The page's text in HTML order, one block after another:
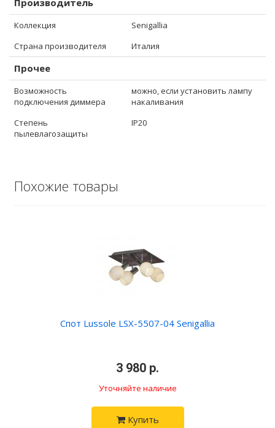
Производитель
Коллекция
Senigallia
Страна производителя
Италия
Прочее
Возможность
подключения диммера
можно, если установить лампу
накаливания
Степень
пылевлагозащиты
IP20
Похожие товары
Спот Lussole LSX-5507-04 Senigallia
3 980 р.
Уточняйте наличие
Купить